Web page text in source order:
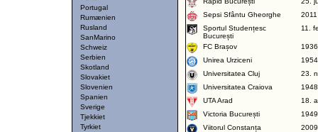
Portugal
Rumænien
Rusland
SanMarino
Schweiz
Serbien
Skotland
Slovakiet
Slovenien
Spanien
Sverige
Tjekkiet
Tyrkiet
Sepsi Sfântu Gheorghe
2011
Sportul Studențesc
București
11.
FC Brașov
1936
Unirea Urziceni
1954
Universitatea Cluj
23.
Universitatea Craiova
1948
UTA Arad
18.
Victoria București
1949
Viitorul Constanța
2009